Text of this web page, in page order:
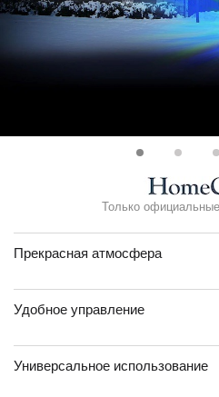
Только
Прекрасная атмосфера
Удобное управление
Универсальное использование